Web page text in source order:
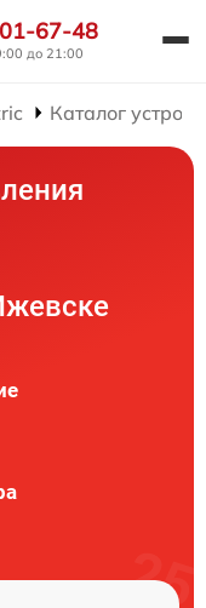
67-48
до 21:00
Каталог